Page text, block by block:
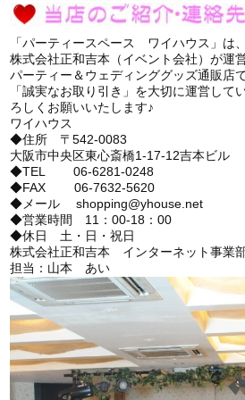
「パーティースペース ワイハウス」は、
株式会社正和吉本（イベント会社）が運
パーティー＆ウェディンググッズ通販店で
「誠実なお取り引き」を大切に運営して
ろしくお願いいたします♪
ワイハウス
◆住所 〒542-0083
大阪市中央区東心斎橋1-17-12吉本ビル
◆TEL 06-6281-0248
◆FAX 06-7632-5620
◆メール shopping@yhouse.net
◆営業時間 11：00-18：00
◆休日 土・日・祝日
株式会社正和吉本 インターネット事業
担当：山本 あい